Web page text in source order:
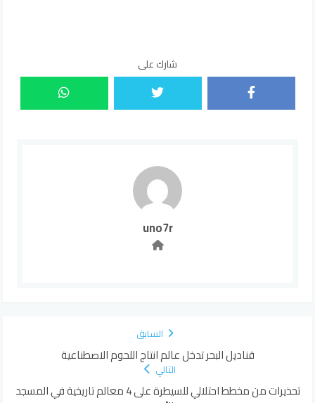
شارك على
uno7r
السابق
قناديل البحر تدخل عالم انتاج اللحوم الاصطناعية
التالي
تحذيرات من مخطط احتلالي للسيطرة على 4 معالم تاريخية في المسجد